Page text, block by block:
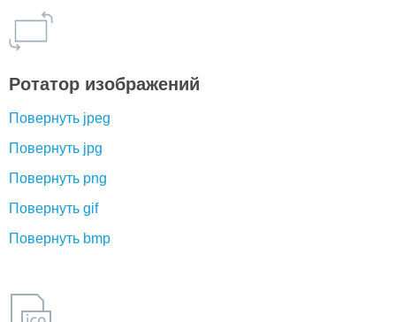
Ротатор изображений
Повернуть jpeg
Повернуть jpg
Повернуть png
Повернуть gif
Повернуть bmp